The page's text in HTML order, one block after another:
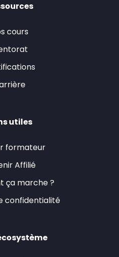
cours
utiles
formateur
Affilié
ça marche ?
confidentialité